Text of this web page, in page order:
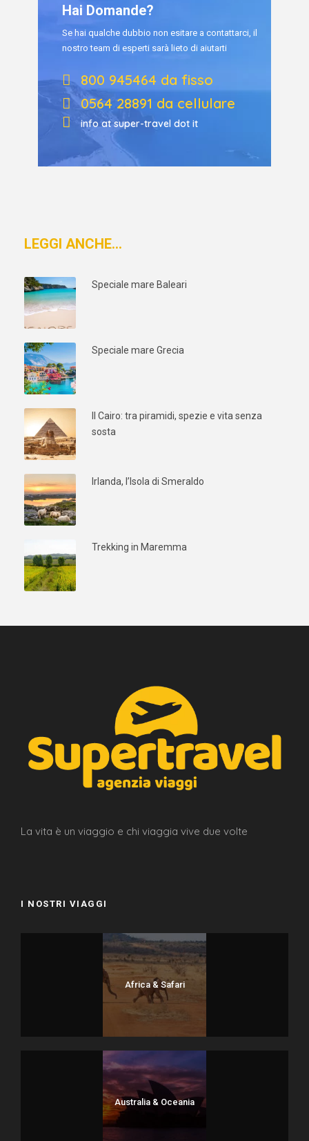
Hai Domande?
Se hai qualche dubbio non esitare a contattarci, il
nostro team di esperti sarà lieto di aiutarti
800 945464 da fisso
0564 28891 da cellulare
info at super-travel dot it
LEGGI ANCHE…
Speciale mare Baleari
Speciale mare Grecia
Il Cairo: tra piramidi, spezie e vita senza
sosta
Irlanda, l’Isola di Smeraldo
Trekking in Maremma
La vita è un viaggio e chi viaggia vive due volte
I NOSTRI VIAGGI
Africa & Safari
Australia & Oceania